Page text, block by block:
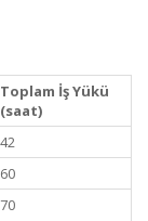
Toplam İş Yükü
(saat)
42
60
70